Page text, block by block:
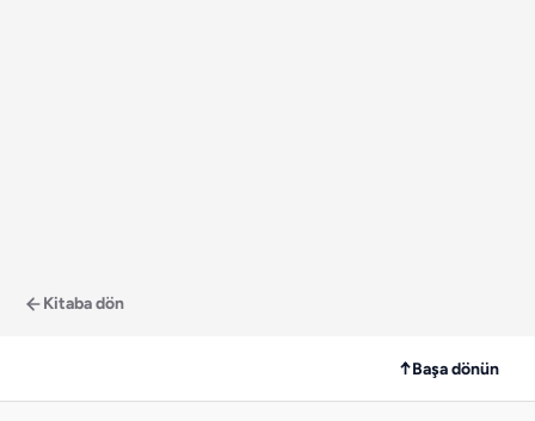
Kitaba dön
↑Başa dönün